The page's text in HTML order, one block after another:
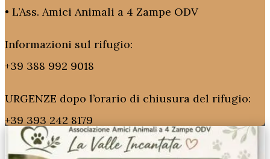
•⁠ ⁠L’Ass. Amici Animali a 4 Zampe ODV
Informazioni sul rifugio:
+39 388 992 9018
URGENZE dopo l’orario di chiusura del rifugio:
+39 393 242 8179
Email:amici4zampeonlus@gmail.com